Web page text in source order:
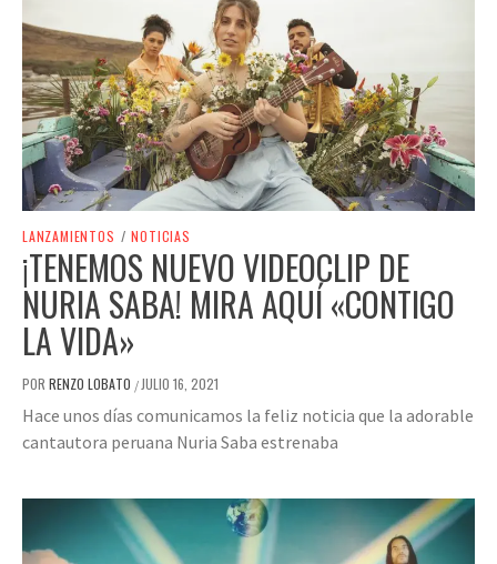
LANZAMIENTOS / NOTICIAS
¡TENEMOS NUEVO VIDEOCLIP DE
NURIA SABA! MIRA AQUÍ «CONTIGO
LA VIDA»
POR RENZO LOBATO / JULIO 16, 2021
Hace unos días comunicamos la feliz noticia que la adorable
cantautora peruana Nuria Saba estrenaba